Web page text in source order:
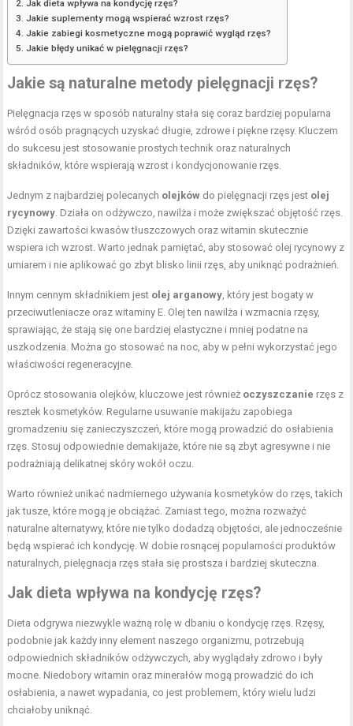
Jak dieta wpływa na kondycję rzęs?
Jakie suplementy mogą wspierać wzrost rzęs?
Jakie zabiegi kosmetyczne mogą poprawić wygląd rzęs?
Jakie błędy unikać w pielęgnacji rzęs?
Jakie są naturalne metody pielęgnacji rzęs?
Pielęgnacja rzęs w sposób naturalny stała się coraz bardziej popularna
wśród osób pragnących uzyskać długie, zdrowe i piękne rzęsy. Kluczem
do sukcesu jest stosowanie prostych technik oraz naturalnych
składników, które wspierają wzrost i kondycjonowanie rzęs.
Jednym z najbardziej polecanych olejków do pielęgnacji rzęs jest olej
rycynowy . Działa on odżywczo, nawilża i może zwiększać objętość rzęs.
Dzięki zawartości kwasów tłuszczowych oraz witamin skutecznie
wspiera ich wzrost. Warto jednak pamiętać, aby stosować olej rycynowy z
umiarem i nie aplikować go zbyt blisko linii rzęs, aby uniknąć podrażnień.
Innym cennym składnikiem jest olej arganowy , który jest bogaty w
przeciwutleniacze oraz witaminy E. Olej ten nawilża i wzmacnia rzęsy,
sprawiając, że stają się one bardziej elastyczne i mniej podatne na
uszkodzenia. Można go stosować na noc, aby w pełni wykorzystać jego
właściwości regeneracyjne.
Oprócz stosowania olejków, kluczowe jest również oczyszczanie rzęs z
resztek kosmetyków. Regularne usuwanie makijażu zapobiega
gromadzeniu się zanieczyszczeń, które mogą prowadzić do osłabienia
rzęs. Stosuj odpowiednie demakijaże, które nie są zbyt agresywne i nie
podrażniają delikatnej skóry wokół oczu.
Warto również unikać nadmiernego używania kosmetyków do rzęs, takich
jak tusze, które mogą je obciążać. Zamiast tego, można rozważyć
naturalne alternatywy, które nie tylko dodadzą objętości, ale jednocześnie
będą wspierać ich kondycję. W dobie rosnącej popularności produktów
naturalnych, pielęgnacja rzęs stała się prostsza i bardziej skuteczna.
Jak dieta wpływa na kondycję rzęs?
Dieta odgrywa niezwykle ważną rolę w dbaniu o kondycję rzęs. Rzęsy,
podobnie jak każdy inny element naszego organizmu, potrzebują
odpowiednich składników odżywczych, aby wyglądały zdrowo i były
mocne. Niedobory witamin oraz minerałów mogą prowadzić do ich
osłabienia, a nawet wypadania, co jest problemem, który wielu ludzi
chciałoby uniknąć.